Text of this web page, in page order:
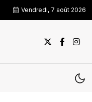
Vendredi, 7 août 2026